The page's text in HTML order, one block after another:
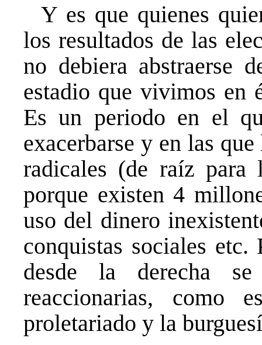
Y es que quienes
los resultados de las
no debiera abstraerse
estadio que vivimos en
Es un periodo en el
exacerbarse y en las
radicales (de raíz
porque existen 4
uso del dinero
conquistas sociales
desde la derecha se
reaccionarias, como
proletariado y la